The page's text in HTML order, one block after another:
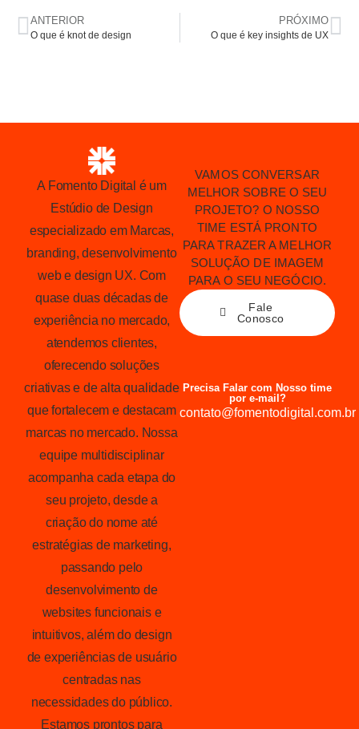
ANTERIOR
O que é knot de design
PRÓXIMO
O que é key insights de UX
A Fomento Digital é um
Estúdio de Design
especializado em Marcas,
branding, desenvolvimento
web e design UX. Com
quase duas décadas de
experiência no mercado,
atendemos clientes,
oferecendo soluções
criativas e de alta qualidade
que fortalecem e destacam
marcas no mercado. Nossa
equipe multidisciplinar
acompanha cada etapa do
seu projeto, desde a
criação do nome até
estratégias de marketing,
passando pelo
desenvolvimento de
websites funcionais e
intuitivos, além do design
de experiências de usuário
centradas nas
necessidades do público.
Estamos prontos para
VAMOS CONVERSAR
MELHOR SOBRE O SEU
PROJETO? O NOSSO
TIME ESTÁ PRONTO
PARA TRAZER A MELHOR
SOLUÇÃO DE IMAGEM
PARA O SEU NEGÓCIO.
Fale
Conosco
Precisa Falar com Nosso time
por e-mail?
contato@fomentodigital.com.br